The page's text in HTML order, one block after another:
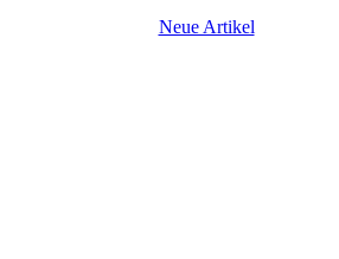
Neue Artikel